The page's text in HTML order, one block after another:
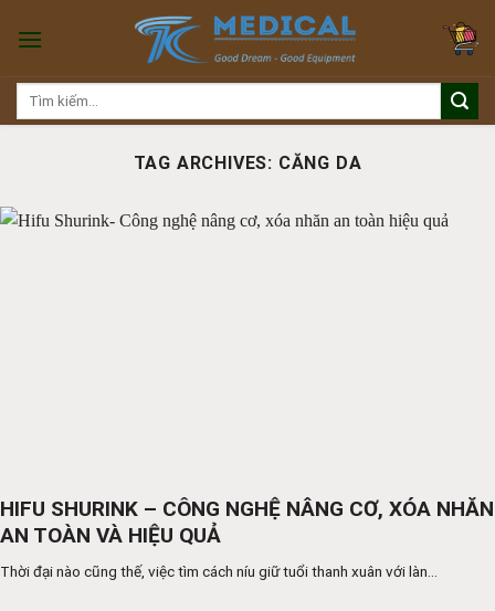
Tìm
TAG ARCHIVES: CĂNG DA
HIFU SHURINK – CÔNG NGHỆ NÂNG CƠ, XÓA NHĂN
AN TOÀN VÀ HIỆU QUẢ
Thời đại nào cũng thế, việc tìm cách níu giữ tuổi thanh xuân với làn...